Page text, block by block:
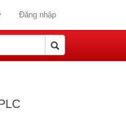
Đăng nhập